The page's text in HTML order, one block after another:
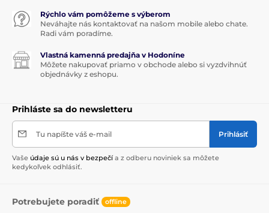
Rýchlo vám pomôžeme s výberom
Neváhajte nás kontaktovať na našom mobile alebo chate.
Radi vám poradíme.
Vlastná kamenná predajňa v Hodoníne
Môžete nakupovať priamo v obchode alebo si vyzdvihnúť
objednávky z eshopu.
Prihláste sa do newsletteru
Tu napíšte váš e-mail Prihlásiť
Vaše údaje sú u nás v bezpečí a z odberu noviniek sa môžete
kedykoľvek odhlásiť.
Potrebujete poradiť offline